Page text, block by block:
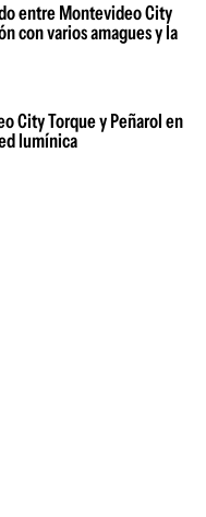
entre Montevideo City
con varios amagues y la
City Torque y Peñarol en
lumínica